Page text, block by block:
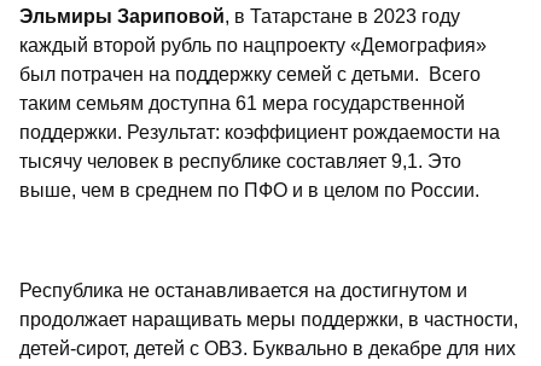
Эльмиры Зариповой, в Татарстане в 2023 году
каждый второй рубль по нацпроекту «Демография»
был потрачен на поддержку семей с детьми. Всего
таким семьям доступна 61 мера государственной
поддержки. Результат: коэффициент рождаемости на
тысячу человек в республике составляет 9,1. Это
выше, чем в среднем по ПФО и в целом по России.
Республика не останавливается на достигнутом и
продолжает наращивать меры поддержки, в частности,
детей-сирот, детей с ОВЗ. Буквально в декабре для них